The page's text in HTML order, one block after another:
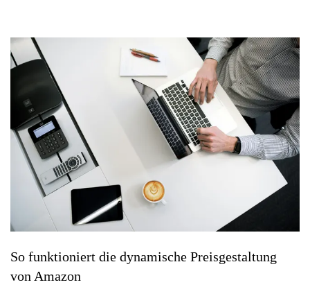
So funktioniert die dynamische Preisgestaltung
von Amazon